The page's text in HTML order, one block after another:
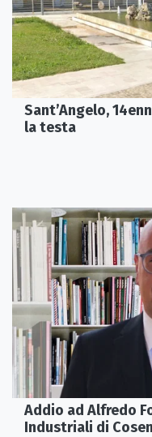
Sant’Angelo,
la testa
Addio ad Alfredo
Industriali di